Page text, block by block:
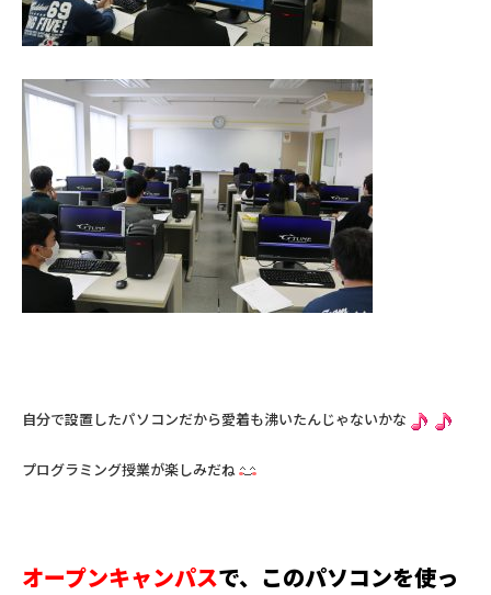
自分で設置したパソコンだから愛着も沸いたんじゃないかな
プログラミング授業が楽しみだね
オープンキャンパスで、このパソコンを使っ